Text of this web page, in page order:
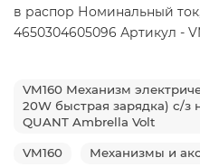
в распор Номинальный
4650304605096 Артикул -
VM160 Механизм
20W быстрая зарядка) с/з
QUANT Ambrella Volt
VM160 Механизмы и